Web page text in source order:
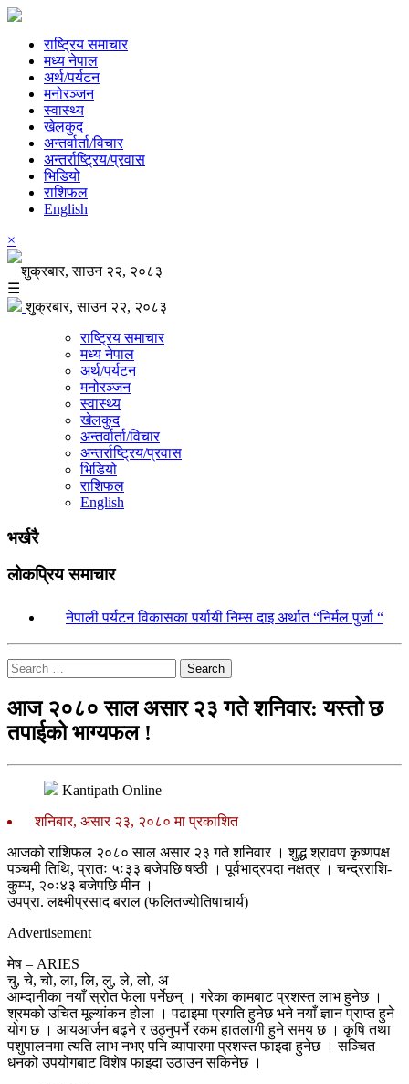
राष्ट्रिय समाचार
मध्य नेपाल
अर्थ/पर्यटन
मनोरञ्जन
स्वास्थ्य
खेलकुद
अन्तर्वार्ता/विचार
अन्तर्राष्ट्रिय/प्रवास
भिडियो
राशिफल
English
×
शुक्रबार, साउन २२, २०८३
☰
शुक्रबार, साउन २२, २०८३
राष्ट्रिय समाचार
मध्य नेपाल
अर्थ/पर्यटन
मनोरञ्जन
स्वास्थ्य
खेलकुद
अन्तर्वार्ता/विचार
अन्तर्राष्ट्रिय/प्रवास
भिडियो
राशिफल
English
भर्खरै
लोकप्रिय समाचार
नेपाली पर्यटन विकासका पर्यायी निम्स दाइ अर्थात “निर्मल पुर्जा “
Search
आज २०८० साल असार २३ गते शनिवार: यस्तो छ
तपाईको भाग्यफल !
Kantipath Online
शनिबार, असार २३, २०८० मा प्रकाशित
आजको राशिफल २०८० साल असार २३ गते शनिवार । शुद्ध श्रावण कृष्णपक्ष
पञ्चमी तिथि, प्रातः ५ः३३ बजेपछि षष्ठी । पूर्वभाद्रपदा नक्षत्र । चन्द्रराशि-
कुम्भ, २०ः४३ बजेपछि मीन ।
उपप्रा. लक्ष्मीप्रसाद बराल (फलितज्योतिषाचार्य)
Advertisement
मेष – ARIES
चु, चे, चो, ला, लि, लु, ले, लो, अ
आम्दानीका नयाँ स्रोत फेला पर्नेछन् । गरेका कामबाट प्रशस्त लाभ हुनेछ ।
श्रमको उचित मूल्यांकन होला । पढाइमा प्रगति हुनेछ भने नयाँ ज्ञान प्राप्त हुने
योग छ । आयआर्जन बढ्ने र उठ्नुपर्ने रकम हातलागी हुने समय छ । कृषि तथा
पशुपालनमा त्यति लाभ नभए पनि व्यापारमा प्रशस्त फाइदा हुनेछ । सञ्चित
धनको उपयोगबाट विशेष फाइदा उठाउन सकिनेछ ।